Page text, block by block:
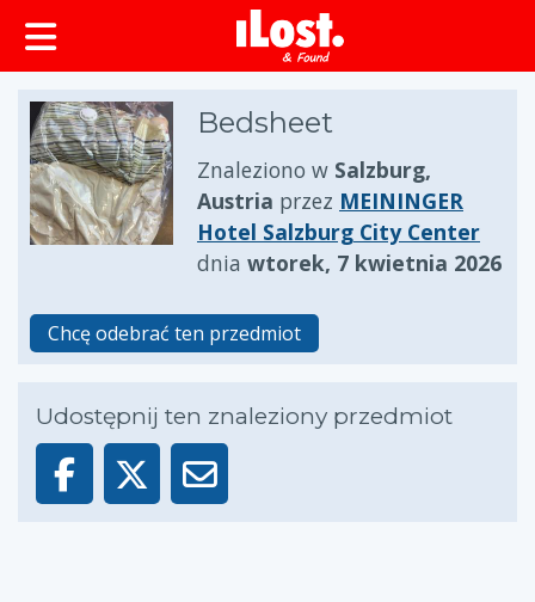
zawartości
Bedsheet
Znaleziono w Salzburg,
Austria przez MEININGER
Hotel Salzburg City Center
dnia wtorek, 7 kwietnia 2026
Chcę odebrać ten przedmiot
Udostępnij ten znaleziony przedmiot